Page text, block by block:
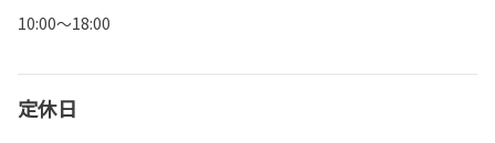
10:00～18:00
定休日